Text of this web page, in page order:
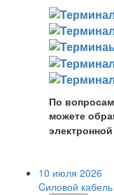
По
можете
10 июля 2026
Cиловой